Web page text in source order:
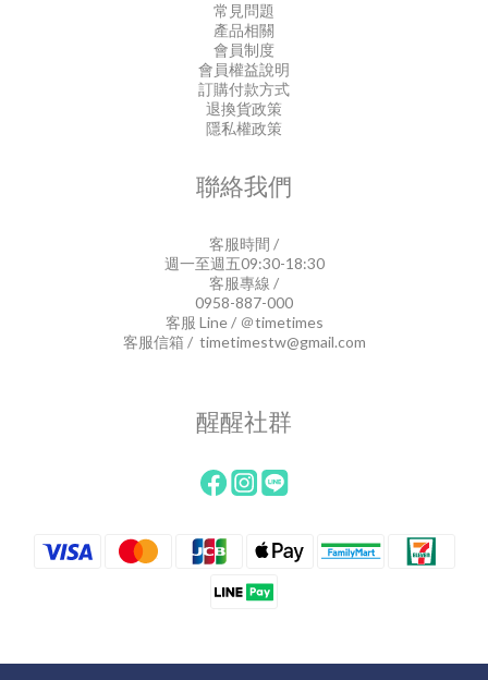
常見問題
產品相關
會員制度
會員權益說明
訂購付款方式
退換貨政策
隱私權政策
聯絡我們
客服時間 /
週一至週五09:30-18:30
客服專線 /
0958-887-000
客服 Line / ＠timetimes
客服信箱 / timetimestw@gmail.com
醒醒社群